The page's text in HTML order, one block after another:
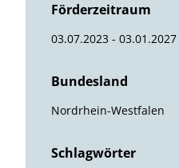
Förderzeitraum
03.07.2023 - 03.01.2027
Bundesland
Nordrhein-Westfalen
Schlagwörter